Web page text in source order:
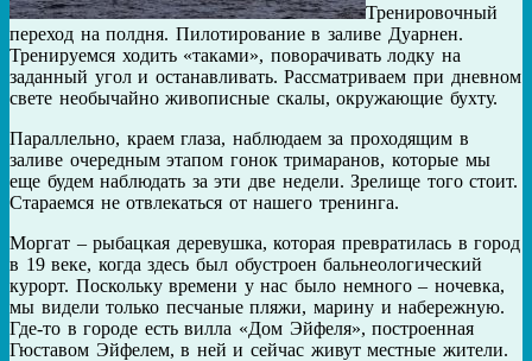
Тренировочный
переход на полдня. Пилотирование в заливе Дуарнен.
Тренируемся ходить «таками», поворачивать лодку на
заданный угол и останавливать. Рассматриваем при дневном
свете необычайно живописные скалы, окружающие бухту.
Параллельно, краем глаза, наблюдаем за проходящим в
заливе очередным этапом гонок тримаранов, которые мы
еще будем наблюдать за эти две недели. Зрелище того стоит.
Стараемся не отвлекаться от нашего тренинга.
Моргат – рыбацкая деревушка, которая превратилась в город
в 19 веке, когда здесь был обустроен бальнеологический
курорт. Поскольку времени у нас было немного – ночевка,
мы видели только песчаные пляжи, марину и набережную.
Где-то в городе есть вилла «Дом Эйфеля», построенная
Гюставом Эйфелем, в ней и сейчас живут местные жители.